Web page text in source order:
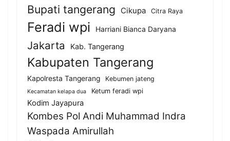
Bupati tangerang Cikupa Citra Raya
Feradi wpi Harriani Bianca Daryana
Jakarta Kab. Tangerang
Kabupaten Tangerang
Kapolresta Tangerang Kebumen jateng
Kecamatan kelapa dua Ketum feradi wpi
Kodim Jayapura
Kombes Pol Andi Muhammad Indra
Waspada Amirullah